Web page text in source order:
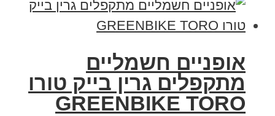
אופניים חשמליים
מתקפלים גרין בייק טורו
GREENBIKE TORO